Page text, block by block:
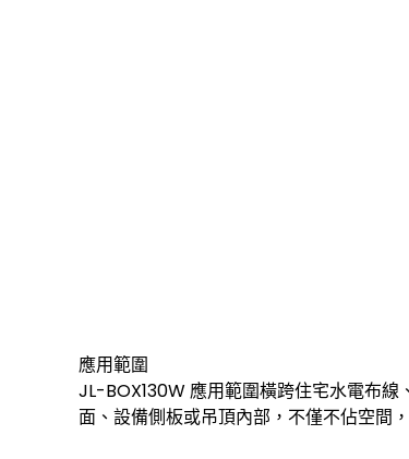
應用範圍
JL-BOX130W 應用範圍橫跨住宅水電布
面、設備側板或吊頂內部，不僅不佔空間